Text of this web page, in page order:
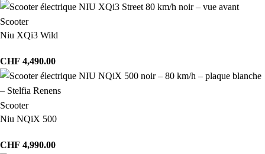
Scooter
Niu XQi3 Wild
CHF 4,490.00
Scooter
Niu NQiX 500
CHF 4,990.00